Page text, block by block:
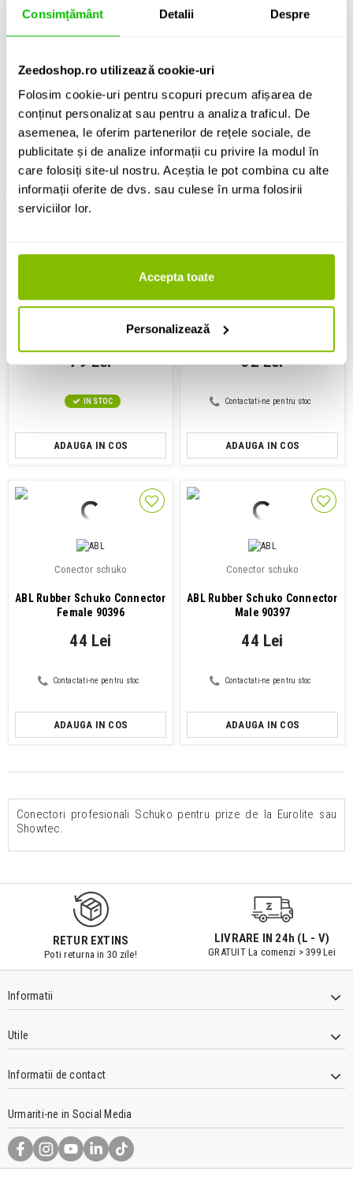
Consimțământ Detalii Despre
Zeedoshop.ro utilizează cookie-uri
Folosim cookie-uri pentru scopuri precum afișarea de
conținut personalizat sau pentru a analiza traficul. De
asemenea, le oferim partenerilor de rețele sociale, de
publicitate și de analize informații cu privire la modul în
care folosiți site-ul nostru. Aceștia le pot combina cu alte
informații oferite de dvs. sau culese în urma folosirii
serviciilor lor.
Accepta toate
Personalizează
Conector schuko mama
PCE Taurus2 solid rubber
IP54...
39 Lei
ADAUGA IN COS
Conector schuko mama
ADAUGA IN COS
connector lid nat LED IP54
79 Lei
IN STOC
ADAUGA IN COS
32 Lei
Contactati-ne pentru stoc
ADAUGA IN COS
Conector schuko
ABL Rubber Schuko Connector
Female 90396
44 Lei
Contactati-ne pentru stoc
ADAUGA IN COS
Conector schuko
ABL Rubber Schuko Connector
Male 90397
44 Lei
Contactati-ne pentru stoc
ADAUGA IN COS
Conectori profesionali Schuko pentru prize de la Eurolite sau
Showtec.
RETUR EXTINS
Poti returna in 30 zile!
LIVRARE IN 24h (L - V)
GRATUIT La comenzi > 399 Lei
Informatii
Utile
Informatii de contact
Urmariti-ne in Social Media